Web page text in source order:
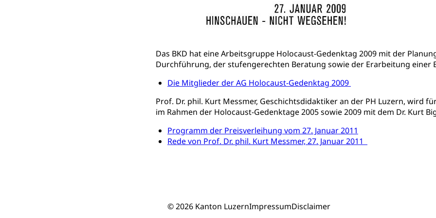
Das BKD hat eine Arbeitsgruppe Holocaust-Gedenktag 2009 mit der
Durchführung, der stufengerechten Beratung sowie der Erarbeitung
Die Mitglieder der AG Holocaust-Gedenktag 2009
Prof. Dr. phil. Kurt Messmer, Geschichtsdidaktiker an der PH Luzern, wird
im Rahmen der Holocaust-Gedenktage 2005 sowie 2009 mit dem Dr. Kurt
Programm der Preisverleihung vom 27. Januar 2011
Rede von Prof. Dr. phil. Kurt Messmer, 27. Januar 2011
© 2026 Kanton LuzernImpressumDisclaimer
Kulturförderung und Vermittlung Angebote für Schulklassen
Schiene und öffentlicher Verkehr
Schiffsverkehr, Binnenschifffahrt, Seeschifffahrt, Flussschifffahrt
Schifffahrt (Strassenverkehrsamt)
Strasse
Autoverkehr, Lastwagenverkehr, Schwerverkehr, leistungsabhängige